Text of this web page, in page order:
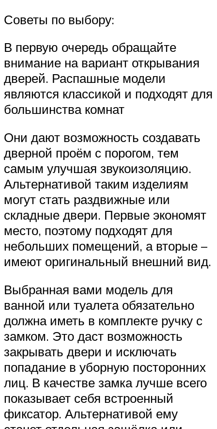
Советы по выбору:
В первую очередь обращайте
внимание на вариант открывания
дверей. Распашные модели
являются классикой и подходят для
большинства комнат
Они дают возможность создавать
дверной проём с порогом, тем
самым улучшая звукоизоляцию.
Альтернативой таким изделиям
могут стать раздвижные или
складные двери. Первые экономят
место, поэтому подходят для
небольших помещений, а вторые –
имеют оригинальный внешний вид.
Выбранная вами модель для
ванной или туалета обязательно
должна иметь в комплекте ручку с
замком. Это даст возможность
закрывать двери и исключать
попадание в уборную посторонних
лиц. В качестве замка лучше всего
показывает себя встроенный
фиксатор. Альтернативой ему